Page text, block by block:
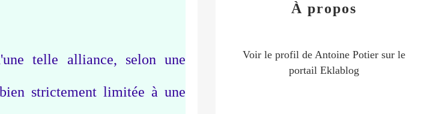
telle alliance, selon une
strictement limitée à une
À propos
Voir le profil de Antoine Potiersur le
portail Eklablog